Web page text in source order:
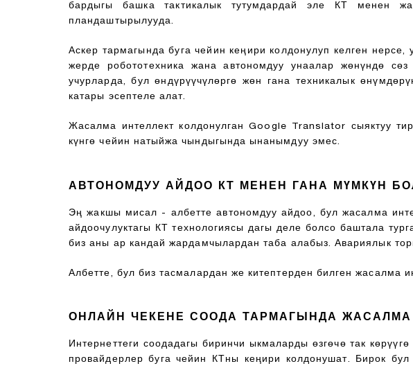
бардыгы башка тактикалык тутумдардай эле КТ менен
пландаштырылууда.
Аскер тармагында буга чейин кеңири колдонулуп келген
жерде робототехника жана автономдуу унаалар жөнүндө
учурларда, бул өндүрүүчүлөргө жөн гана техникалык
катары эсептеле алат.
Жасалма интеллект колдонулган Google Translator сыяктуу
күнгө чейин натыйжа чындыгында ынанымдуу эмес.
АВТОНОМДУУ АЙДОО КТ МЕНЕН ГАНА МҮМКҮН
Эң жакшы мисал - албетте автономдуу айдоо, бул жасалма
айдоочулуктагы КТ технологиясы дагы деле болсо баштала
биз аны ар кандай жардамчылардан таба алабыз. Авариялык
Албетте, бул биз тасмалардан же китептерден билген жасалма
ОНЛАЙН ЧЕКЕНЕ СООДА ТАРМАГЫНДА ЖАСАЛМА
Интернеттеги соодадагы биринчи ыкмаларды өзгөчө так
провайдерлер буга чейин КТны кеңири колдонушат. Бирок